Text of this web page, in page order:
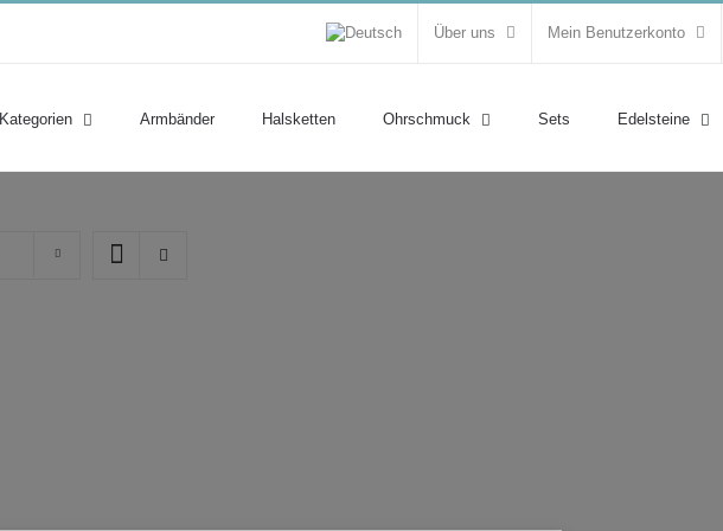
Über uns Mein Benutzerkonto
Armbänder Halsketten Ohrschmuck Sets Edelsteine